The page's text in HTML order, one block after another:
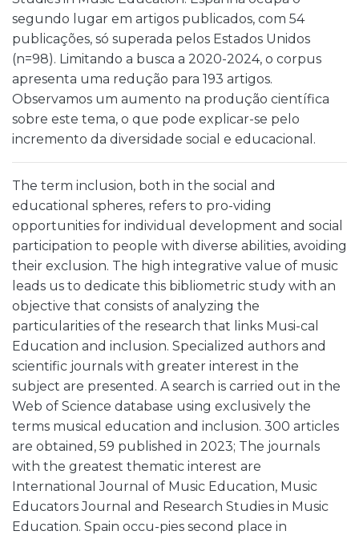
segundo lugar em artigos publicados, com 54
publicações, só superada pelos Estados Unidos
(n=98). Limitando a busca a 2020-2024, o corpus
apresenta uma redução para 193 artigos.
Observamos um aumento na produção científica
sobre este tema, o que pode explicar-se pelo
incremento da diversidade social e educacional.
The term inclusion, both in the social and
educational spheres, refers to pro-viding
opportunities for individual development and social
participation to people with diverse abilities, avoiding
their exclusion. The high integrative value of music
leads us to dedicate this bibliometric study with an
objective that consists of analyzing the
particularities of the research that links Musi-cal
Education and inclusion. Specialized authors and
scientific journals with greater interest in the
subject are presented. A search is carried out in the
Web of Science database using exclusively the
terms musical education and inclusion. 300 articles
are obtained, 59 published in 2023; The journals
with the greatest thematic interest are
International Journal of Music Education, Music
Educators Journal and Research Studies in Music
Education. Spain occu-pies second place in